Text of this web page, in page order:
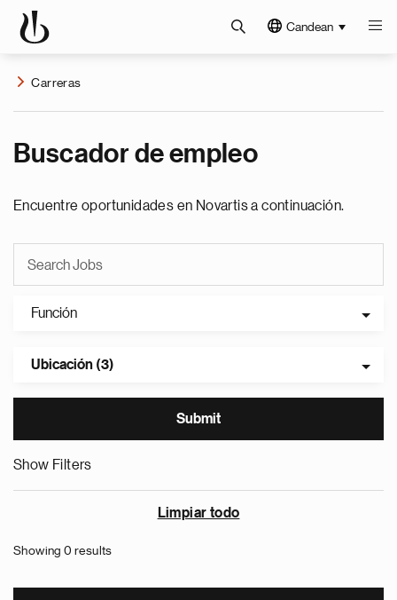
Candean
Carreras
Buscador de empleo
Encuentre oportunidades en Novartis a continuación.
Función
Ubicación (3)
Show Filters
Limpiar todo
Showing 0 results